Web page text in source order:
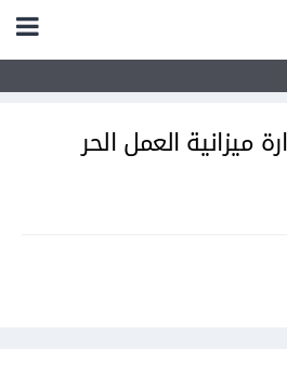
ميزانية العمل الحر